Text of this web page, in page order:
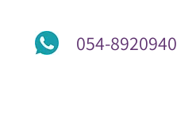
054-8920940